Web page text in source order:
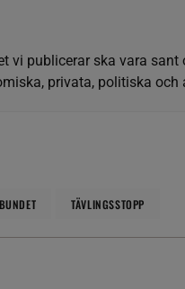
vi publicerar ska vara sant
privata, politiska och
TÄVLINGSSTOPP